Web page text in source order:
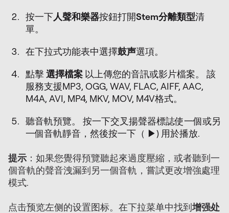
按一下人聲和樂器按鈕打開Stem分離類型清
單。
在下拉式功能表中選擇鼓声選項。
點擊 選擇檔案 以上傳您的音訊或影片檔案。 該
服務支援MP3, OGG, WAV, FLAC, AIFF, AAC,
M4A, AVI, MP4, MKV, MOV, M4V格式。
聽音軌預覽。 按一下交叉揚聲器標誌使一個或另
一個音軌靜音，然後按一下（‎ ▶) 用於播放.
提示 ：如果您覺得預覽聽起來過度壓縮，或者聽到一
個音軌的聲音洩漏到另一個音軌，嘗試更改增強處理
模式.
点击预览左侧的设置图标。在下拉菜单中找到增强处